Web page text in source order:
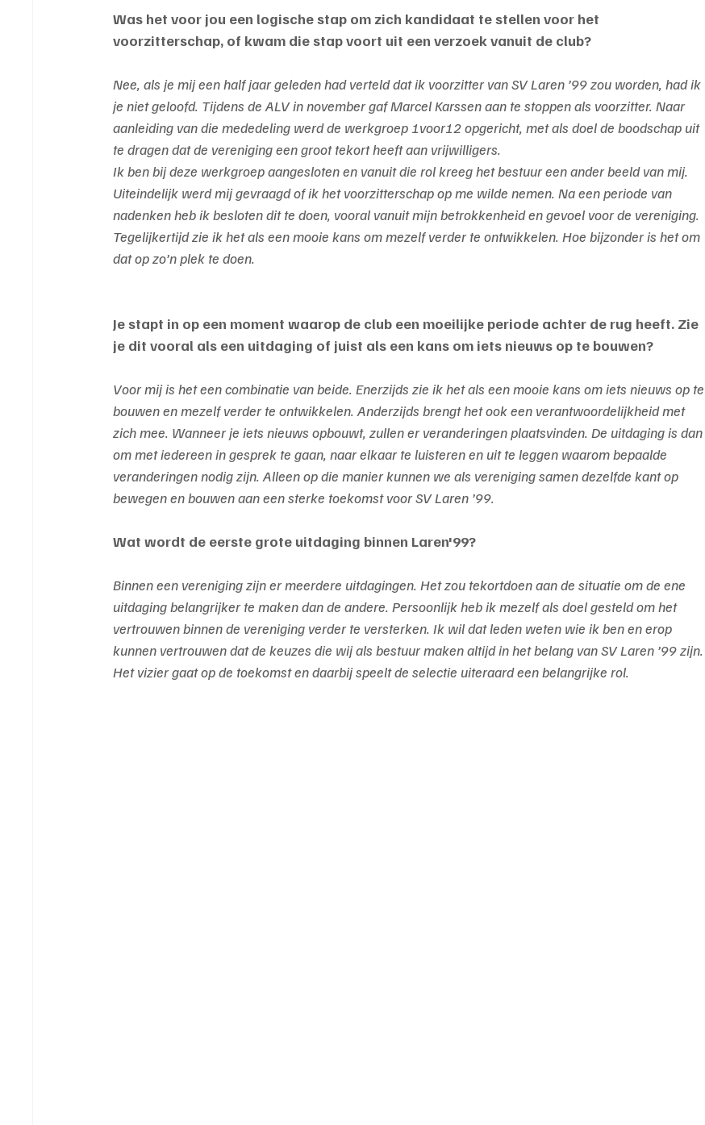
Was het voor jou een logische stap om zich kandidaat te stellen voor het
voorzitterschap, of kwam die stap voort uit een verzoek vanuit de club?
Nee, als je mij een half jaar geleden had verteld dat ik voorzitter van SV Laren ’99 zou worden, had ik
je niet geloofd. Tijdens de ALV in november gaf Marcel Karssen aan te stoppen als voorzitter. Naar
aanleiding van die mededeling werd de werkgroep 1voor12 opgericht, met als doel de boodschap uit
te dragen dat de vereniging een groot tekort heeft aan vrijwilligers.
Ik ben bij deze werkgroep aangesloten en vanuit die rol kreeg het bestuur een ander beeld van mij.
Uiteindelijk werd mij gevraagd of ik het voorzitterschap op me wilde nemen. Na een periode van
nadenken heb ik besloten dit te doen, vooral vanuit mijn betrokkenheid en gevoel voor de vereniging.
Tegelijkertijd zie ik het als een mooie kans om mezelf verder te ontwikkelen. Hoe bijzonder is het om
dat op zo’n plek te doen.
Je stapt in op een moment waarop de club een moeilijke periode achter de rug heeft. Zie
je dit vooral als een uitdaging of juist als een kans om iets nieuws op te bouwen?
Voor mij is het een combinatie van beide. Enerzijds zie ik het als een mooie kans om iets nieuws op te
bouwen en mezelf verder te ontwikkelen. Anderzijds brengt het ook een verantwoordelijkheid met
zich mee. Wanneer je iets nieuws opbouwt, zullen er veranderingen plaatsvinden. De uitdaging is dan
om met iedereen in gesprek te gaan, naar elkaar te luisteren en uit te leggen waarom bepaalde
veranderingen nodig zijn. Alleen op die manier kunnen we als vereniging samen dezelfde kant op
bewegen en bouwen aan een sterke toekomst voor SV Laren ’99.
Wat wordt de eerste grote uitdaging binnen Laren'99?
Binnen een vereniging zijn er meerdere uitdagingen. Het zou tekortdoen aan de situatie om de ene
uitdaging belangrijker te maken dan de andere. Persoonlijk heb ik mezelf als doel gesteld om het
vertrouwen binnen de vereniging verder te versterken. Ik wil dat leden weten wie ik ben en erop
kunnen vertrouwen dat de keuzes die wij als bestuur maken altijd in het belang van SV Laren ’99 zijn.
Het vizier gaat op de toekomst en daarbij speelt de selectie uiteraard een belangrijke rol.